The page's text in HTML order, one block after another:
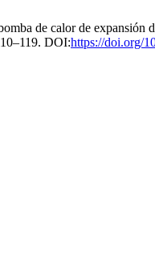
de calor de expansión
DOI:https://doi.org/